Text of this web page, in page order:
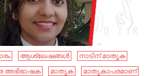
ആശ്ലേഷങ്ങൾ
നാടിന് മാതൃക
അഭിഭാഷക മാതൃക
മാതൃകാപരമാണ്